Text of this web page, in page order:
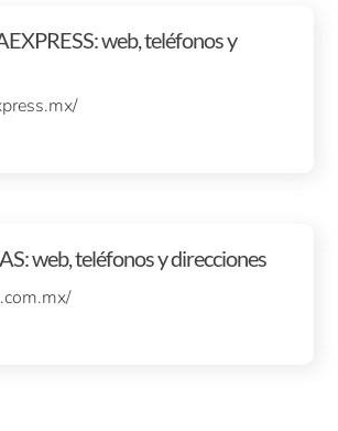
web, teléfonos y
web, teléfonos y direcciones